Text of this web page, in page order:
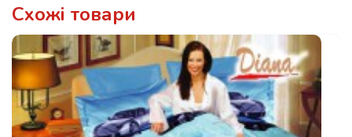
Схожі товари